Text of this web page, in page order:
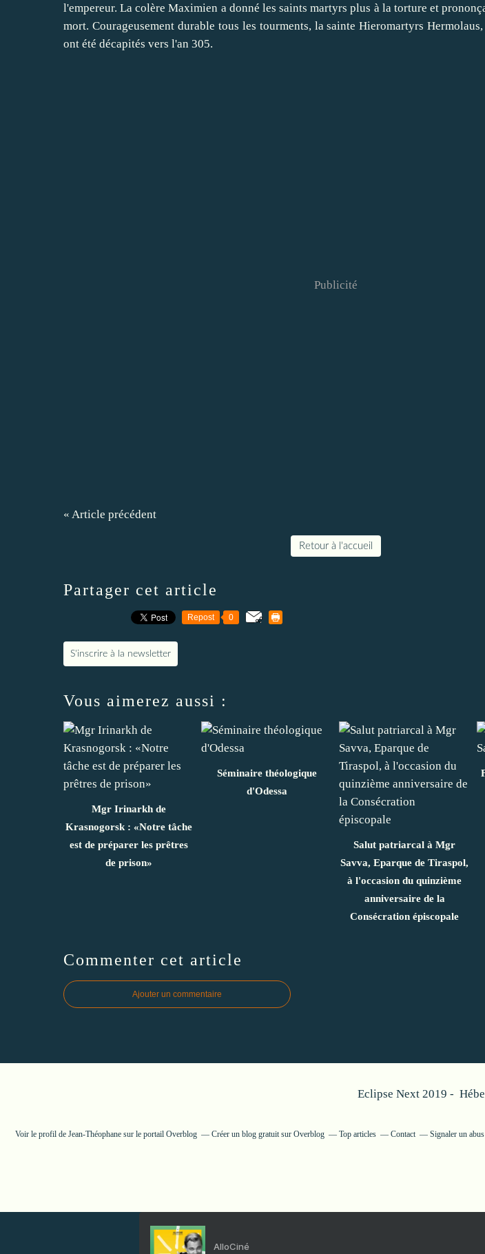
l'empereur. La colère Maximien a donné les saints martyrs plus à la torture et
mort. Courageusement durable tous les tourments, la sainte Hieromartyrs
ont été décapités vers l'an 305.
Publicité
« Article précédent
Retour à l'accueil
Partager cet article
Repost 0
S'inscrire à la newsletter
Vous aimerez aussi :
Mgr Irinarkh de
Krasnogorsk : «Notre tâche
est de préparer les prêtres
de prison»
Séminaire théologique
d'Odessa
Salut patriarcal à Mgr
Savva, Eparque de Tiraspol,
à l'occasion du quinzième
anniversaire de la
Consécration épiscopale
Commenter cet article
Ajouter un commentaire
Eclipse Next 2019 -
Voir le profil de Jean-Théophane sur le portail Overblog Créer un blog gratuit sur Overblog Top articles Contact Signaler un abus
AlloCiné